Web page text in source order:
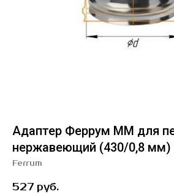
Адаптер Феррум ММ для
нержавеющий (430/0,8 мм)
Ferrum
527 руб.